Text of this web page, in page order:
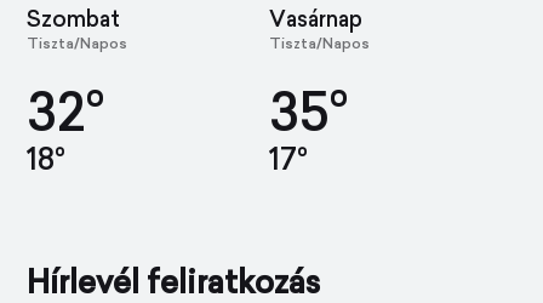
Szombat
Tiszta/Napos
32°
18°
Vasárnap
Tiszta/Napos
35°
17°
Hírlevél feliratkozás